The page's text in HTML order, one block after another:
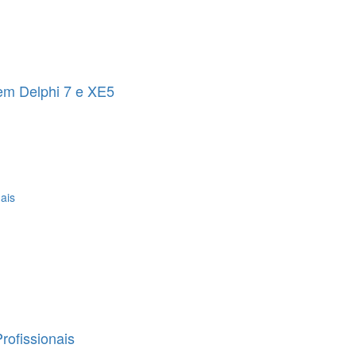
Delphi 7 e XE5